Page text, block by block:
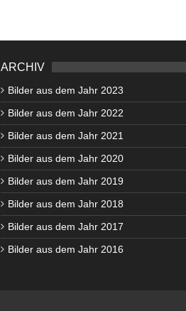
ARCHIV
Bilder aus dem Jahr 2023
Bilder aus dem Jahr 2022
Bilder aus dem Jahr 2021
Bilder aus dem Jahr 2020
Bilder aus dem Jahr 2019
Bilder aus dem Jahr 2018
Bilder aus dem Jahr 2017
Bilder aus dem Jahr 2016